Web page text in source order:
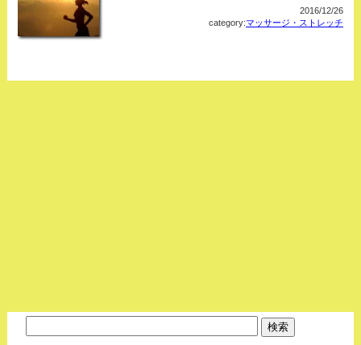
2016/12/26
category:マッサージ・ストレッチ